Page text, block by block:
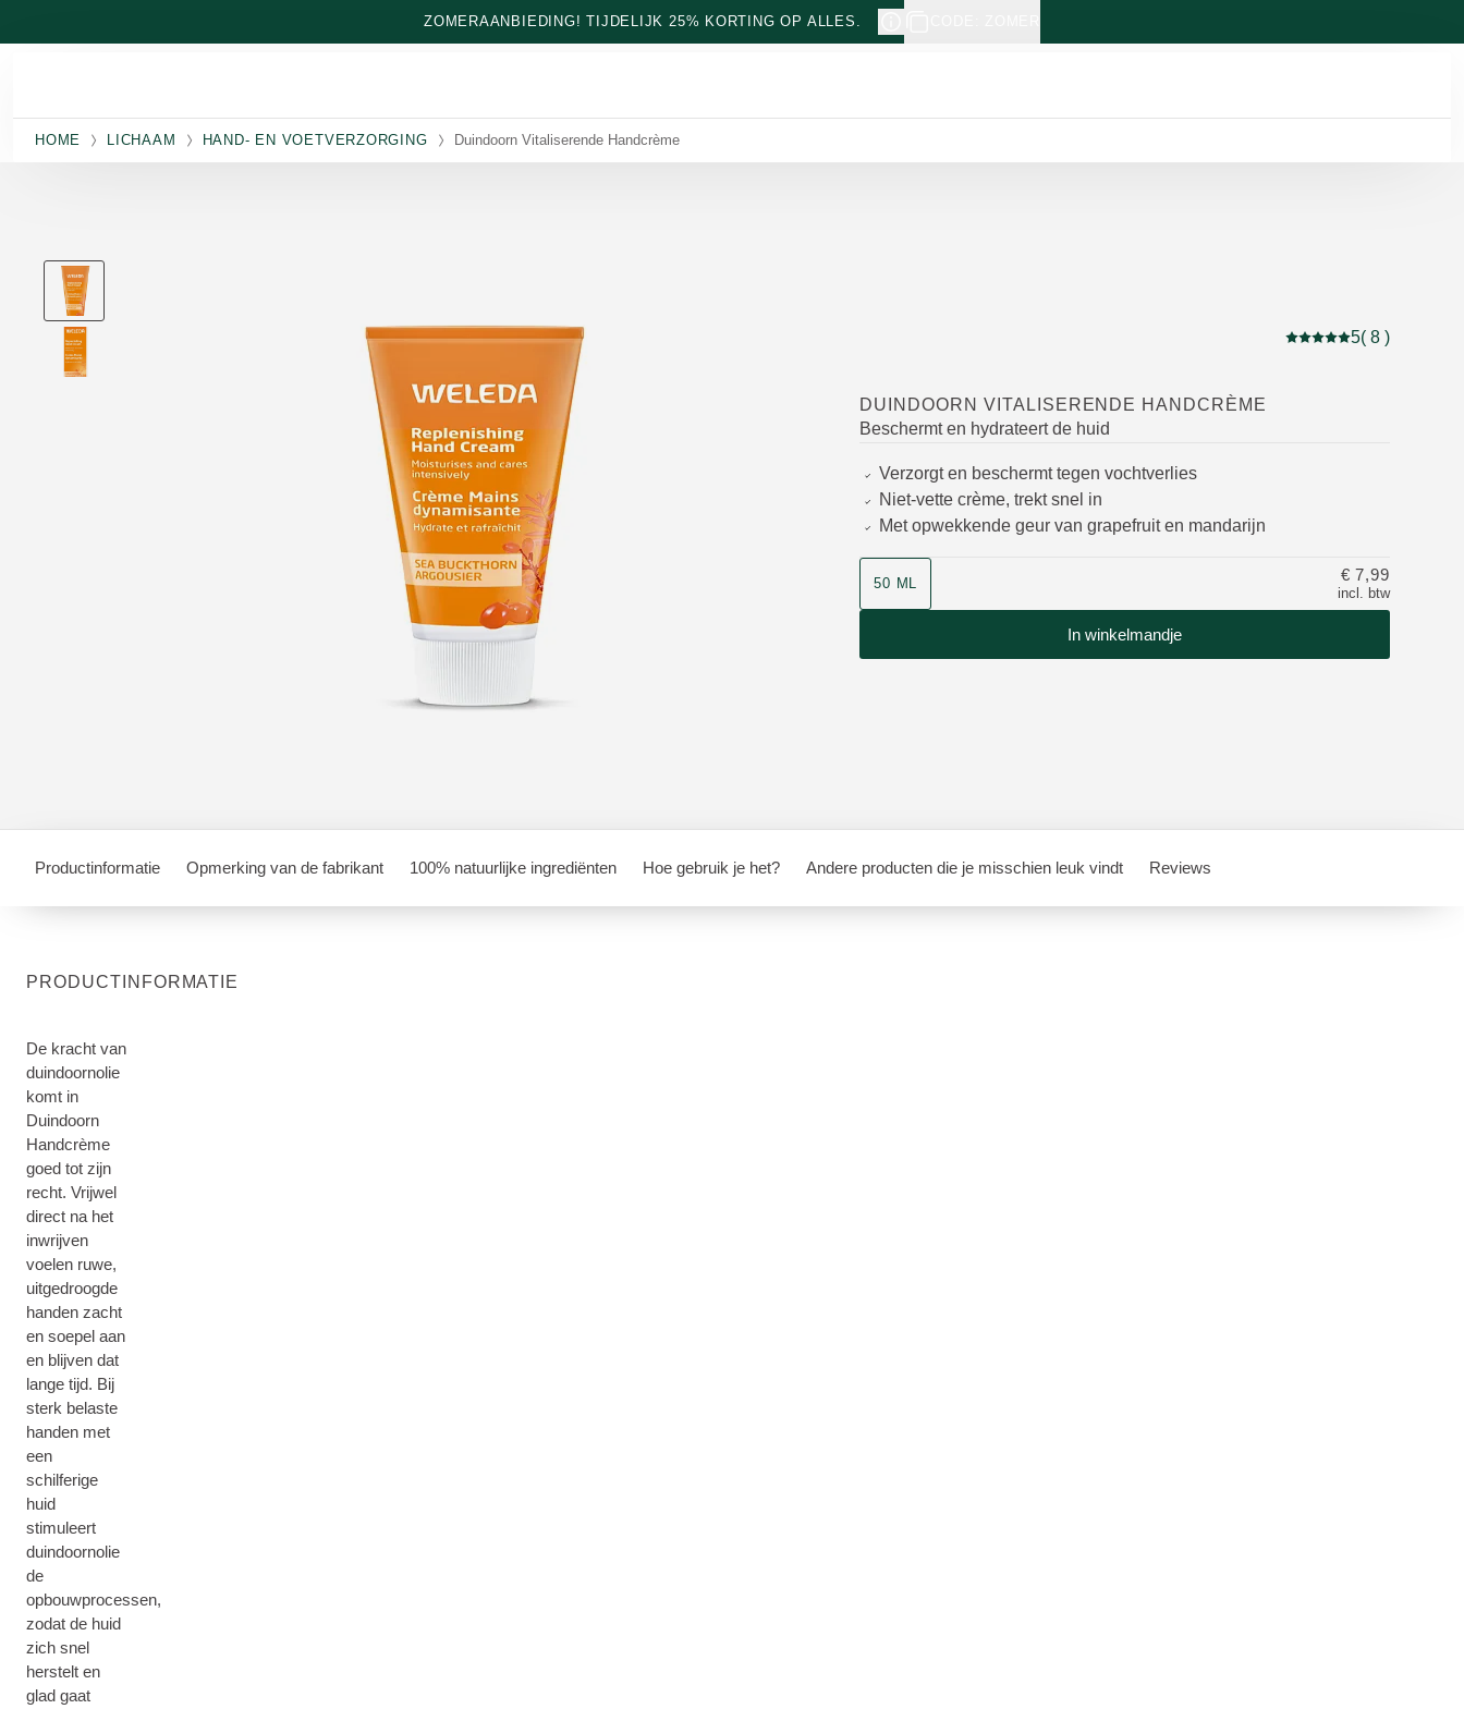
ZOMERAANBIEDING! TIJDELIJK 25% KORTING OP ALLES.
HOME LICHAAM HAND- EN VOETVERZORGING Duindoorn Vitaliserende Handcrème
Beoordeling: 5 van 5
5( 8 )
DUINDOORN VITALISERENDE HANDCRÈME
Beschermt en hydrateert de huid
Verzorgt en beschermt tegen vochtverlies
Niet-vette crème, trekt snel in
Met opwekkende geur van grapefruit en mandarijn
50 ML
incl. btw
€ 7,99
In winkelmandje
Productinformatie Opmerking van de fabrikant 100% natuurlijke ingrediënten Hoe gebruik je het? Andere producten die je misschien leuk vindt Reviews
PRODUCTINFORMATIE
De kracht van
duindoornolie
komt in
Duindoorn
Handcrème
goed tot zijn
recht. Vrijwel
direct na het
inwrijven
voelen ruwe,
uitgedroogde
handen zacht
en soepel aan
en blijven dat
lange tijd. Bij
sterk belaste
handen met
een
schilferige
huid
stimuleert
duindoornolie
de
opbouwprocessen,
zodat de huid
zich snel
herstelt en
glad gaat